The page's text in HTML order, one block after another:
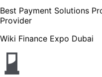
Best Payment Solutions
Provider
Wiki Finance Expo Dubai